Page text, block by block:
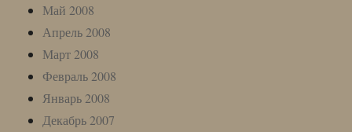
Май 2008
Апрель 2008
Март 2008
Февраль 2008
Январь 2008
Декабрь 2007